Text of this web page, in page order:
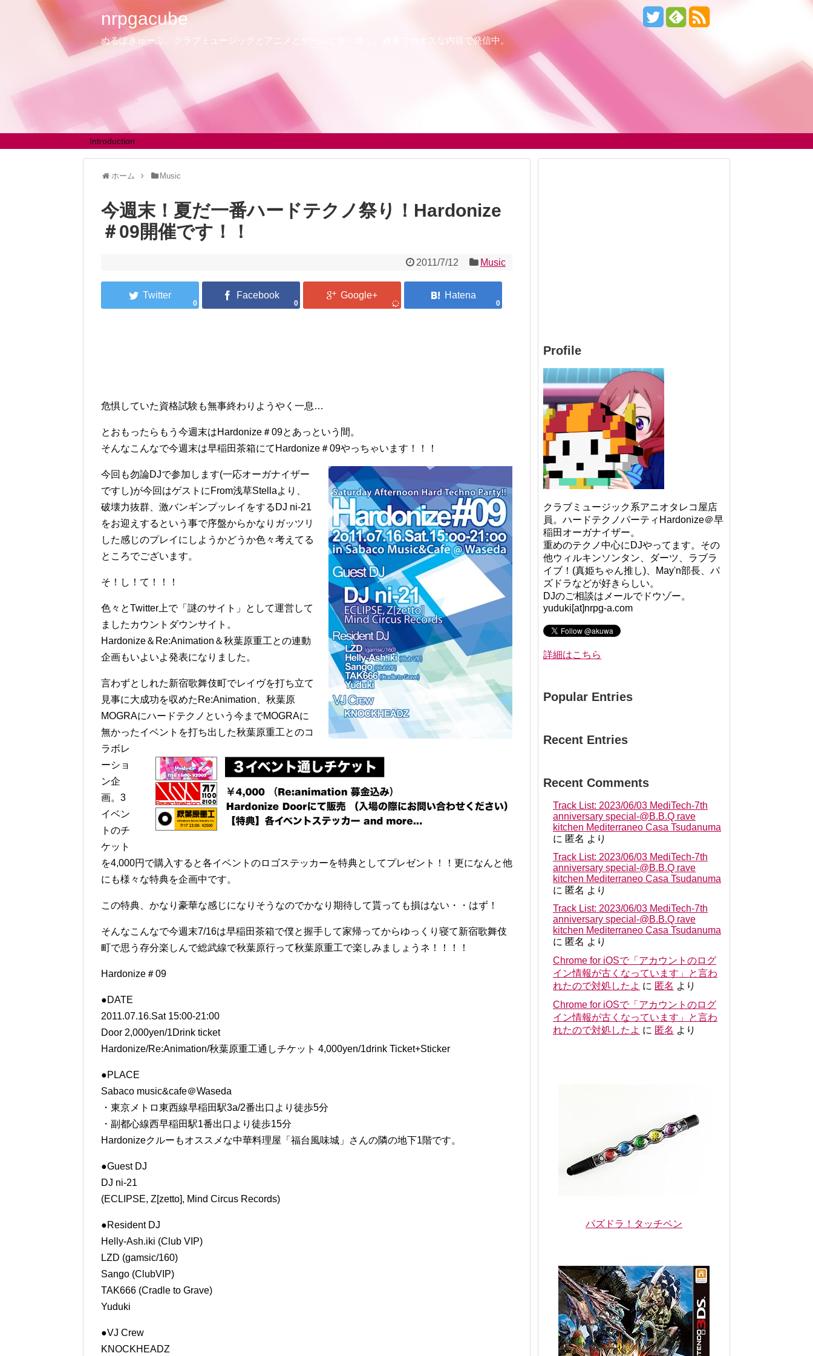
nrpgacube
ぬるぽきゅーぶ。クラブミュージックとアニメとゲームと食べ物と、雑多でカオスな内容で発信中。
Introduction
ホーム Music
今週末！夏だ一番ハードテクノ祭り！Hardonize
＃09開催です！！
2011/7/12 Music
0 0 0
危惧していた資格試験も無事終わりようやく一息…
とおもったらもう今週末はHardonize＃09とあっという間。
そんなこんなで今週末は早稲田茶箱にてHardonize＃09やっちゃいます！！！
今回も勿論DJで参加します(一応オーガナイザー
ですし)が今回はゲストにFrom浅草Stellaより、
破壊力抜群、激バンギンプッレイをするDJ ni-21
をお迎えするという事で序盤からかなりガッツリ
した感じのプレイにしようかどうか色々考えてる
ところでございます。
そ！し！て！！！
色々とTwitter上で「謎のサイト」として運営して
ましたカウントダウンサイト。
Hardonize＆Re:Animation＆秋葉原重工との連動
企画もいよいよ発表になりました。
言わずとしれた新宿歌舞伎町でレイヴを打ち立て
見事に大成功を収めたRe:Animation、秋葉原
MOGRAにハードテクノという今までMOGRAに
無かったイベントを打ち出した秋葉原重工とのコ
ラボレ
ーショ
ン企
画。3
イベン
トのチ
ケット
を4,000円で購入すると各イベントのロゴステッカーを特典としてプレゼント！！更になんと他
にも様々な特典を企画中です。
この特典、かなり豪華な感じになりそうなのでかなり期待して貰っても損はない・・はず！
そんなこんなで今週末7/16は早稲田茶箱で僕と握手して家帰ってからゆっくり寝て新宿歌舞伎
町で思う存分楽しんで総武線で秋葉原行って秋葉原重工で楽しみましょうネ！！！！
Hardonize＃09
●DATE
2011.07.16.Sat 15:00-21:00
Door 2,000yen/1Drink ticket
Hardonize/Re:Animation/秋葉原重工通しチケット 4,000yen/1drink Ticket+Sticker
●PLACE
Sabaco music&cafe＠Waseda
・東京メトロ東西線早稲田駅3a/2番出口より徒歩5分
・副都心線西早稲田駅1番出口より徒歩15分
Hardonizeクルーもオススメな中華料理屋「福台風味城」さんの隣の地下1階です。
●Guest DJ
DJ ni-21
(ECLIPSE, Z[zetto], Mind Circus Records)
●Resident DJ
Helly-Ash.iki (Club VIP)
LZD (gamsic/160)
Sango (ClubVIP)
TAK666 (Cradle to Grave)
Yuduki
●VJ Crew
KNOCKHEADZ
Profile
クラブミュージック系アニオタレコ屋店
員。ハードテクノパーティHardonize＠早
稲田オーガナイザー。
重めのテクノ中心にDJやってます。その
他ウィルキンソンタン、ダーツ、ラブラ
イブ！(真姫ちゃん推し)、May'n部長、パ
ズドラなどが好きらしい。
DJのご相談はメールでドウゾー。
yuduki[at]nrpg-a.com
詳細はこちら
Popular Entries
Recent Entries
Recent Comments
Track List: 2023/06/03 MediTech-7th
anniversary special-@B.B.Q rave
kitchen Mediterraneo Casa Tsudanuma
に 匿名 より
Track List: 2023/06/03 MediTech-7th
anniversary special-@B.B.Q rave
kitchen Mediterraneo Casa Tsudanuma
に 匿名 より
Track List: 2023/06/03 MediTech-7th
anniversary special-@B.B.Q rave
kitchen Mediterraneo Casa Tsudanuma
に 匿名 より
Chrome for iOSで「アカウントのログ
イン情報が古くなっています」と言わ
れたので対処したよ に 匿名 より
Chrome for iOSで「アカウントのログ
イン情報が古くなっています」と言わ
れたので対処したよ に 匿名 より
パズドラ！タッチペン